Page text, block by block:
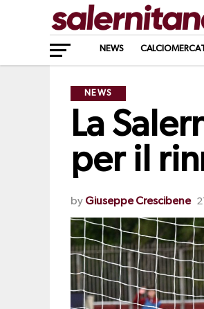
NEWS
NEWS
La
per il
by Giuseppe Crescibene